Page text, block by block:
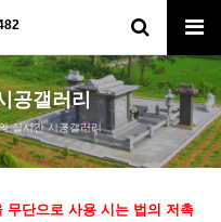
공갤러리
실시간 시공갤러리
무단으로 사용 시는 법의 저촉